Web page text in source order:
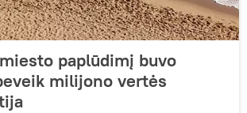
paplūdimį buvo
milijono vertės